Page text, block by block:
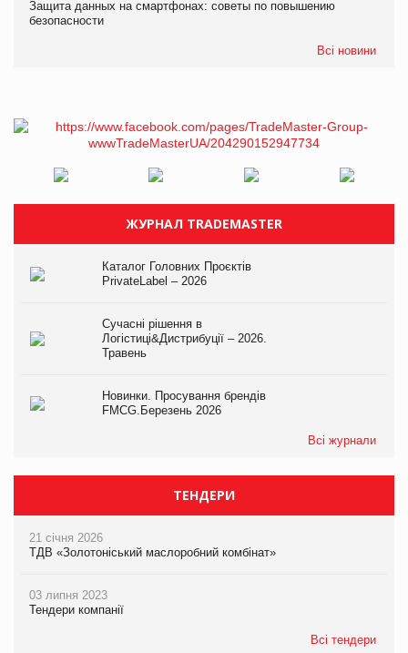
Защита данных на смартфонах: советы по повышению
безопасности
Всі новини
ЖУРНАЛ TRADEMASTER
Каталог Головних Проєктів
PrivateLabel – 2026
Сучасні рішення в
Логістиці&Дистрибуції – 2026.
Травень
Новинки. Просування брендів
FMCG.Березень 2026
Всі журнали
ТЕНДЕРИ
21 січня 2026
ТДВ «Золотоніський маслоробний комбінат»
03 липня 2023
Тендери компанії
Всі тендери